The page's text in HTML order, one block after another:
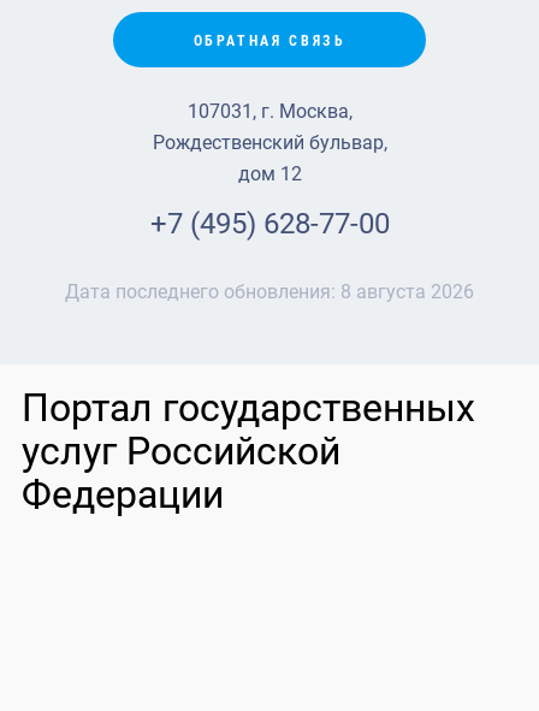
ОБРАТНАЯ СВЯЗЬ
107031, г. Москва,
Рождественский бульвар,
дом 12
+7 (495) 628-77-00
Дата последнего обновления: 8 августа 2026
Портал государственных
услуг Российской
Федерации